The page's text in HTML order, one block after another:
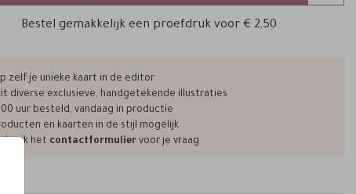
Bestel gemakkelijk een proefdruk voor€ 2,50
zelf je unieke kaart in de editor
diverse exclusieve, handgetekende illustraties
uur besteld, vandaag in productie
en kaarten in de stijl mogelijk
het contactformuliervoor je vraag